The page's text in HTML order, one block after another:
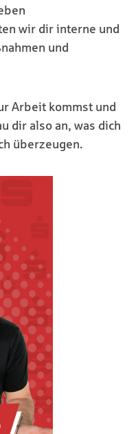
wir dir interne und
und
Arbeit kommst und
dir also an, was dich
überzeugen.